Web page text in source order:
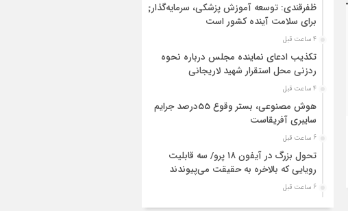
ظفرقندی: توسعه آموزش پزشکی، سرمایه‌گذاری
برای سلامت آینده کشور است
4 ساعت قبل
تکذیب ادعای نماینده مجلس درباره نحوه
ردزنی محل استقرار شهید لاریجانی
4 ساعت قبل
هوش مصنوعی، بستر وقوع 55درصد جرایم
سایبری آفریقاست
6 ساعت قبل
تحول بزرگ در آیفون ۱۸ پرو/ سه قابلیت
رویایی که بالاخره به حقیقت می‌پیوندند
6 ساعت قبل
پرواز موفقیت‌آمیز هواپیمای مسافربری چین در